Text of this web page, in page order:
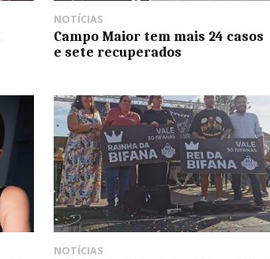
NOTÍCIAS
Campo Maior tem mais 24 casos
e sete recuperados
NOTÍCIAS